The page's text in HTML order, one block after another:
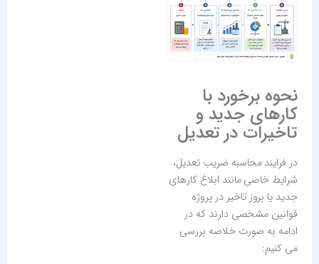
نحوه برخورد با
کارهای جدید و
تاخیرات در تعدیل
در فرایند محاسبه ضریب تعدیل،
شرایط خاصی مانند ابلاغ کارهای
جدید یا بروز تاخیر در پروژه
قوانین مشخصی دارند که در
ادامه به صورت خلاصه بررسی
می کنیم: